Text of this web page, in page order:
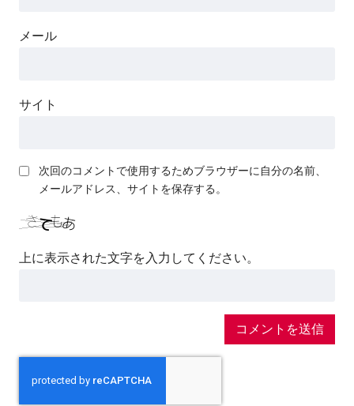
メール
サイト
次回のコメントで使用するためブラウザーに自分の名前、
メールアドレス、サイトを保存する。
上に表示された文字を入力してください。